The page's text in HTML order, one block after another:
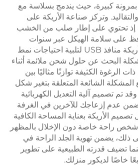
بمرونة كبيرة، حيث يندمج بسلاسة مع
وتركز صناعة الأريكة على
إذ تحتوي على إطار صلب من الخشب
على سلامة الهيكل عبر سنوات
الاستخدام. كما تتضمن الأريكة منافذ USB لتلبية احتياجات نمط
البحث عن حلول شحن ملائمة أثناء
الرغوة الكثيفة توازنًا مثاليًا بين
المشكلة الشائعة المتعلقة بتغير شكل
تم تصميم آلية التعديل الكهربائية
عدم إزعاجك للآخرين في الغرفة
الأريكة بعناية المساحة الكافية
شخص راحة خاصة دون الإخلال بالمظهر
ذلك، يضمن تهوية الجلد الراحة في
تضيف قدرته الطبيعية على تطوير
خاصًا لديكور منزلك.